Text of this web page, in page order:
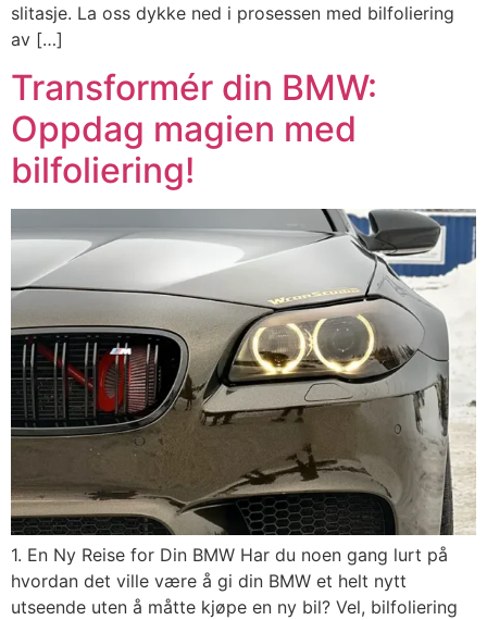
slitasje. La oss dykke ned i prosessen med bilfoliering
av […]
Transformér din BMW:
Oppdag magien med
bilfoliering!
1. En Ny Reise for Din BMW Har du noen gang lurt på
hvordan det ville være å gi din BMW et helt nytt
utseende uten å måtte kjøpe en ny bil? Vel, bilfoliering